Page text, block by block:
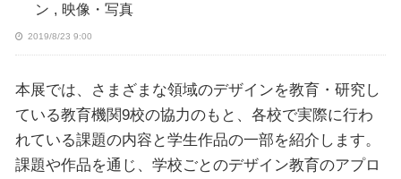
ン , 映像・写真
2019/8/23 9:00
本展では、さまざまな領域のデザインを教育・研究し
ている教育機関9校の協力のもと、各校で実際に行わ
れている課題の内容と学生作品の一部を紹介します。
課題や作品を通じ、学校ごとのデザイン教育のアプロ